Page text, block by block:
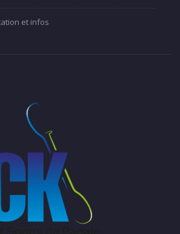
et infos